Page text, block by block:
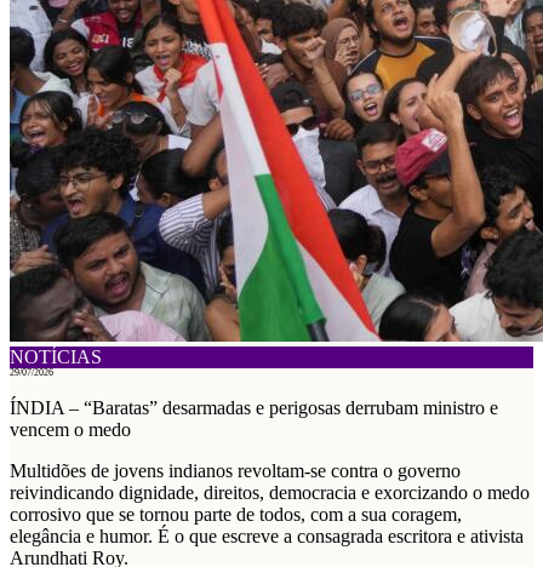
NOTÍCIAS
29/07/2026
ÍNDIA – “Baratas” desarmadas e perigosas derrubam ministro e
vencem o medo
Multidões de jovens indianos revoltam-se contra o governo
reivindicando dignidade, direitos, democracia e exorcizando o medo
corrosivo que se tornou parte de todos, com a sua coragem,
elegância e humor. É o que escreve a consagrada escritora e ativista
Arundhati Roy.